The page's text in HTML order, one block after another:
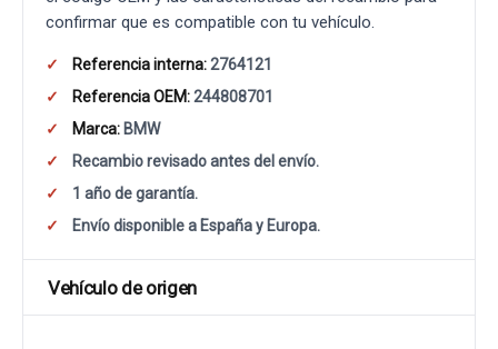
confirmar que es compatible con tu vehículo.
Referencia interna:2764121
Referencia OEM:244808701
Marca: BMW
Recambio revisado antes del envío.
1 año de garantía.
Envío disponible a España y Europa.
Vehículo de origen